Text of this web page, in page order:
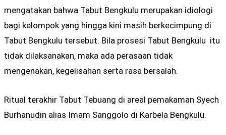
mengatakan bahwa Tabut Bengkulu merupakan idiologi
bagi kelompok yang hingga kini masih berkecimpung di
Tabut Bengkulu tersebut. Bila prosesi Tabut Bengkulu itu
tidak dilaksanakan, maka ada perasaan tidak
mengenakan, kegelisahan serta rasa bersalah.
Ritual terakhir Tabut Tebuang di areal pemakaman Syech
Burhanudin alias Imam Sanggolo di Karbela Bengkulu.